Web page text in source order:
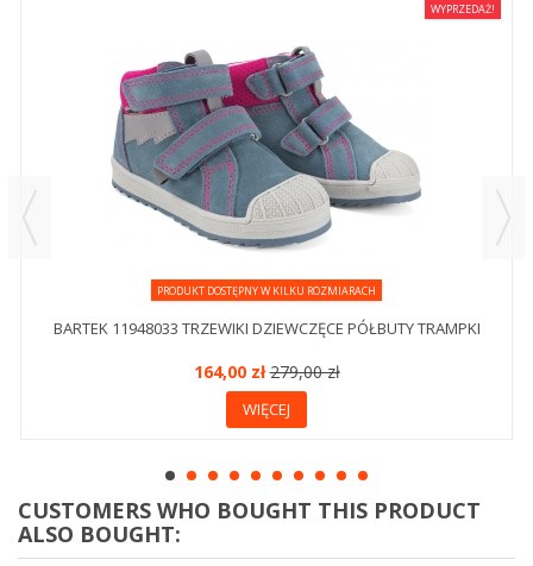
WYPRZEDAŻ!
PRODUKT DOSTĘPNY W KILKU ROZMIARACH
BARTEK 11948033 TRZEWIKI DZIEWCZĘCE PÓŁBUTY TRAMPKI
164,00 zł279,00 zł
WIĘCEJ
CUSTOMERS WHO BOUGHT THIS PRODUCT
ALSO BOUGHT: